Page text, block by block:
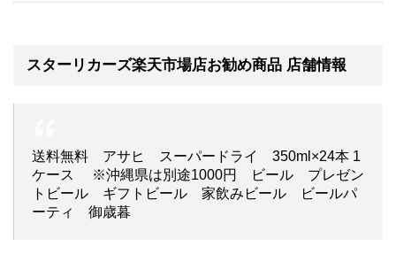
スターリカーズ楽天市場店お勧め商品 店舗情報
送料無料 アサヒ スーパードライ 350ml×24本 1
ケース ※沖縄県は別途1000円 ビール プレゼン
トビール ギフトビール 家飲みビール ビールパ
ーティ 御歳暮